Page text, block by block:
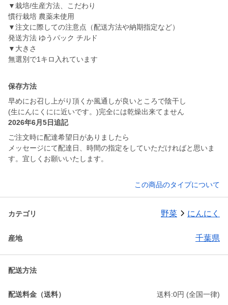
▼栽培/生産方法、こだわり
慣行栽培 農薬未使用
▼注文に際しての注意点（配送方法や納期指定など）
発送方法 ゆうパック チルド
▼大きさ
無選別で1キロ入れています
保存方法
早めにお召し上がり頂くか風通しが良いところで陰干し
(生にんにくにに近いです。)完全には乾燥出来てません
2026年6月5日追記
ご注文時に配達希望日がありましたら
メッセージにて配達日、時間の指定をしていただければと思いま
す。宜しくお願いいたします。
この商品のタイプについて
カテゴリ 野菜 にんにく
産地 千葉県
配送方法
配送料金（送料） 送料:0円 (全国一律)